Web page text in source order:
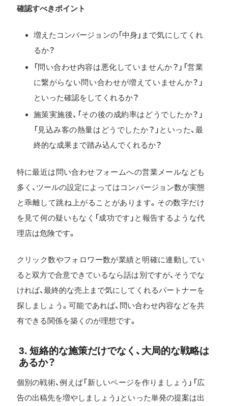
確認すべきポイント
増えたコンバージョンの「中身」まで気にしてくれ
るか？
「問い合わせ内容は悪化していませんか？」「営業
に繋がらない問い合わせが増えていませんか？」
といった確認をしてくれるか？
施策実施後、「その後の成約率はどうでしたか？」
「見込み客の熱量はどうでしたか？」といった、最
終的な成果まで踏み込んでくれるか？
特に最近は問い合わせフォームへの営業メールなども
多く、ツールの設定によってはコンバージョン数が実態
と乖離して跳ね上がることがあります。その数字だけ
を見て何の疑いもなく「成功です」と報告するような代
理店は危険です。
クリック数やフォロワー数が業績と明確に連動してい
ると双方で合意できているなら話は別ですが、そうでな
ければ、最終的な売上まで気にしてくれるパートナーを
探しましょう。可能であれば、問い合わせ内容などを共
有できる関係を築くのが理想です。
3. 短絡的な施策だけでなく、大局的な戦略は
あるか？
個別の戦術、例えば「新しいページを作りましょう」「広
告の出稿先を増やしましょう」といった単発の提案は出